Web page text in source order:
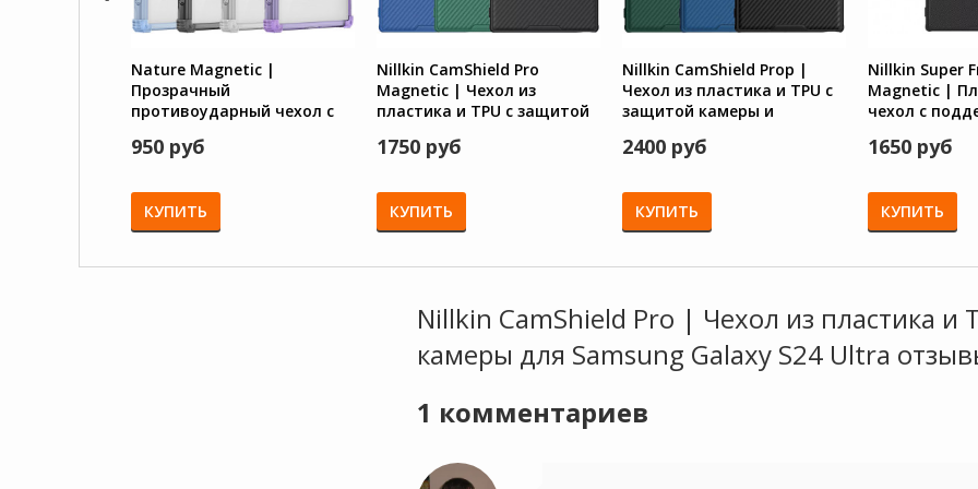
Nature Magnetic |
Прозрачный
противоударный чехол с
Samsung Galaxy S24 Ultra
950 руб
КУПИТЬ
Nillkin CamShield Pro
Magnetic | Чехол из
пластика и TPU с защитой
Galaxy S24 Ultra
1750 руб
КУПИТЬ
Nillkin CamShield Prop |
Чехол из пластика и TPU с
защитой камеры и
Samsung Galaxy S24 Ultra
2400 руб
КУПИТЬ
Nillkin Super
Magnetic |
чехол с
Magsafe для
1650 руб
КУПИТЬ
Nillkin CamShield Pro | Чехол из пластика и
камеры для Samsung Galaxy S24 Ultra
1 комментариев